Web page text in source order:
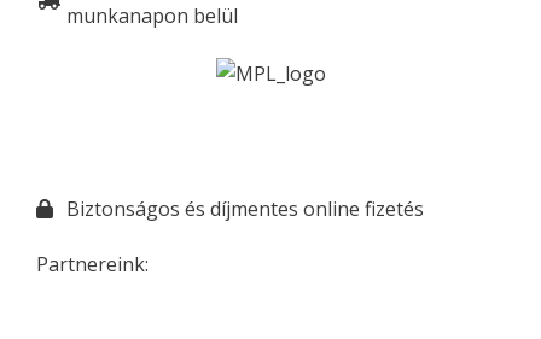
munkanapon belül
Biztonságos és díjmentes online fizetés
Partnereink: